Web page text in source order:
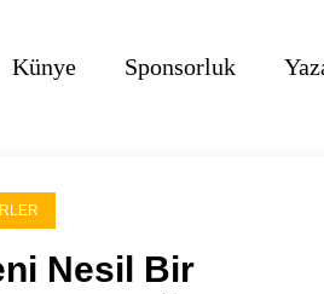
Künye Sponsorluk
Nesil Bir